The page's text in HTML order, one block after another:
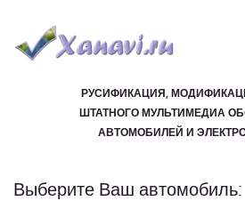
РУСИФИКАЦИЯ,
ШТАТНОГО МУЛЬТИМЕДИА
АВТОМОБИЛЕЙ И
Выберите Ваш автомобиль: